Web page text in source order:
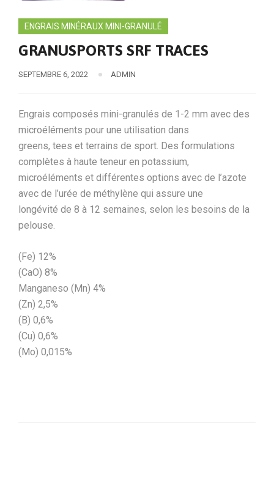
ENGRAIS MINÉRAUX MINI-GRANULÉ
GRANUSPORTS SRF TRACES
SEPTEMBRE 6, 2022 ADMIN
Engrais composés mini-granulés de 1-2 mm avec des
microéléments pour une utilisation dans
greens, tees et terrains de sport. Des formulations
complètes à haute teneur en potassium,
microéléments et différentes options avec de l’azote
avec de l’urée de méthylène qui assure une
longévité de 8 à 12 semaines, selon les besoins de la
pelouse.
(Fe) 12%
(CaO) 8%
Manganeso (Mn) 4%
(Zn) 2,5%
(B) 0,6%
(Cu) 0,6%
(Mo) 0,015%